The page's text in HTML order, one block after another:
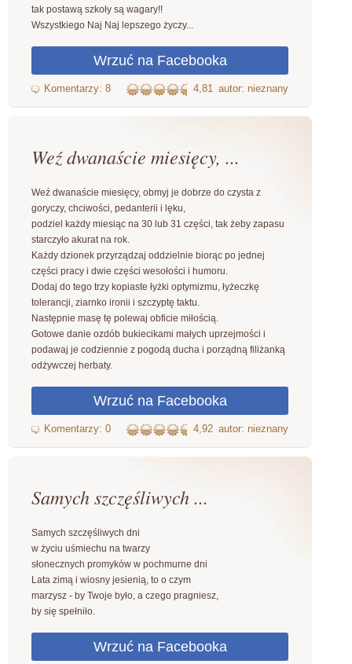
tak postawą szkoły są wagary!!
Wszystkiego Naj Naj lepszego życzy...
4,81 autor: nieznany
Weź dwanaście miesięcy, ...
Weź dwanaście miesięcy, obmyj je dobrze do czysta z
goryczy, chciwości, pedanterii i lęku,
podziel każdy miesiąc na 30 lub 31 części, tak żeby zapasu
starczyło akurat na rok.
Każdy dzionek przyrządzaj oddzielnie biorąc po jednej
części pracy i dwie części wesołości i humoru.
Dodaj do tego trzy kopiaste łyżki optymizmu, łyżeczkę
tolerancji, ziarnko ironii i szczyptę taktu.
Następnie masę tę polewaj obficie miłością.
Gotowe danie ozdób bukiecikami małych uprzejmości i
podawaj je codziennie z pogodą ducha i porządną filiżanką
odżywczej herbaty.
4,92 autor: nieznany
Samych szczęśliwych ...
Samych szczęśliwych dni
w życiu uśmiechu na twarzy
słonecznych promyków w pochmurne dni
Lata zimą i wiosny jesienią, to o czym
marzysz - by Twoje było, a czego pragniesz,
by się spełniło.